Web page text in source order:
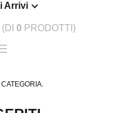
Arrivi
(DI 0 PRODOTTI)